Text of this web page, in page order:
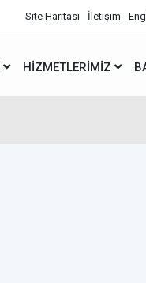
Site Haritası İletişim
HIZMETLERIMIZ